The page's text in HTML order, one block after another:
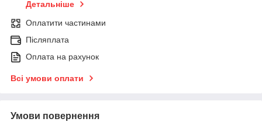
Детальніше
Оплатити частинами
Післяплата
Оплата на рахунок
Всі умови оплати
Умови повернення